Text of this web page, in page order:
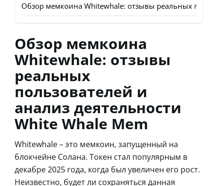
Обзор мемкоина Whitewhale: отзывы реальных
Обзор мемкоина
Whitewhale: отзывы
реальных
пользователей и
анализ деятельности
White Whale Mem
Whitewhale – это мемкоин, запущенный на
блокчейне Солана. Токен стал популярным в
декабре 2025 года, когда был увеличен его рост.
Неизвестно, будет ли сохраняться данная